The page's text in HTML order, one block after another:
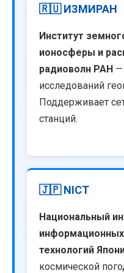
🇷🇺 ИЗМИРАН
Институт
ионосферы и
радиоволн РАН —
исследований
Поддерживает
станций.
🇯🇵 NICT
Национальный
технологий
космической